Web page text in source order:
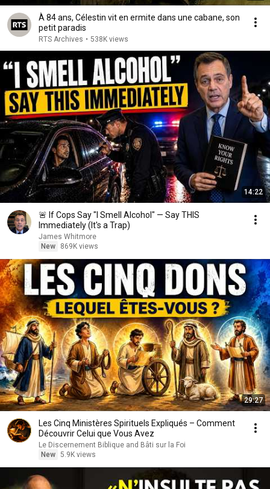
À 84 ans, Célestin vit en ermite dans une cabane, son
petit paradis
RTS Archives • 538K views
14:22
🚨 If Cops Say "I Smell Alcohol" — Say THIS
Immediately (It's a Trap)
James Whitmore
New
869K views
29:27
Les Cinq Ministères Spirituels Expliqués – Comment
Découvrir Celui que Vous Avez
Le Discernement Biblique and Bâti sur la Foi
New 5.9K views